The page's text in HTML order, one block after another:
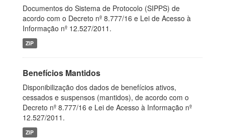
Documentos do Sistema de Protocolo (SIPPS) de
acordo com o Decreto nº 8.777/16 e Lei de Acesso à
Informação nº 12.527/2011.
ZIP
Benefícios Mantidos
Disponibilização dos dados de benefícios ativos,
cessados e suspensos (mantidos), de acordo com o
Decreto nº 8.777/16 e Lei de Acesso à Informação nº
12.527/2011.
ZIP